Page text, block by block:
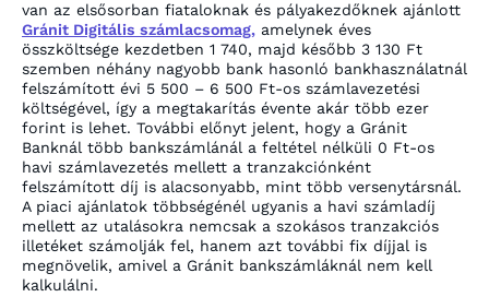
van az elsősorban fiataloknak és pályakezdőknek ajánlott
Gránit Digitális számlacsomag, amelynek éves
összköltsége kezdetben 1 740, majd később 3 130 Ft
szemben néhány nagyobb bank hasonló bankhasználatnál
felszámított évi 5 500 – 6 500 Ft-os számlavezetési
költségével, így a megtakarítás évente akár több ezer
forint is lehet. További előnyt jelent, hogy a Gránit
Banknál több bankszámlánál a feltétel nélküli 0 Ft-os
havi számlavezetés mellett a tranzakciónként
felszámított díj is alacsonyabb, mint több versenytársnál.
A piaci ajánlatok többségénél ugyanis a havi számladíj
mellett az utalásokra nemcsak a szokásos tranzakciós
illetéket számolják fel, hanem azt további fix díjjal is
megnövelik, amivel a Gránit bankszámláknál nem kell
kalkulálni.